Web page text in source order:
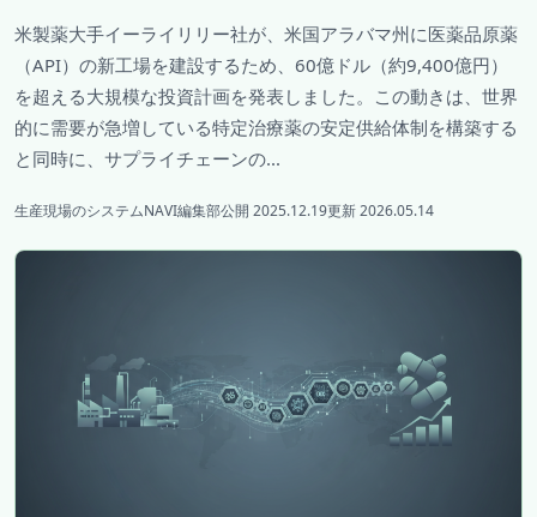
米製薬大手イーライリリー社が、米国アラバマ州に医薬品原薬
（API）の新工場を建設するため、60億ドル（約9,400億円）
を超える大規模な投資計画を発表しました。この動きは、世界
的に需要が急増している特定治療薬の安定供給体制を構築する
と同時に、サプライチェーンの...
生産現場のシステムNAVI編集部公開 2025.12.19更新 2026.05.14